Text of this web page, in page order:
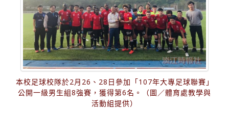
本校足球校隊於2月26、28日參加「107年大專足球聯賽」
公開一級男生組8強賽，獲得第6名。（圖／體育處教學與
活動組提供）